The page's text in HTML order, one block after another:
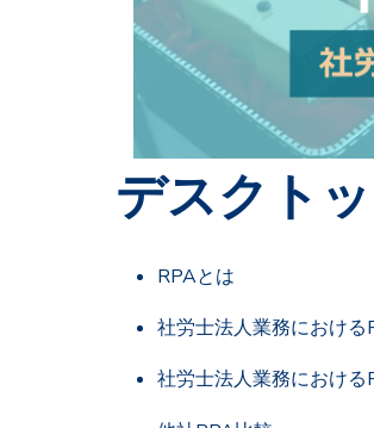
デスクト
RPAとは
社労士法人業務における
社労士法人業務における